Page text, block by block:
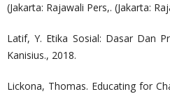
(Jakarta: Rajawali Pers,. (Jakarta:
Latif, Y. Etika Sosial: Dasar Dan
Kanisius., 2018.
Lickona, Thomas. Educating for